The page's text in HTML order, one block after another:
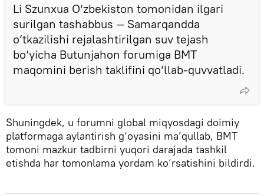
Li Szunxua O‘zbekiston tomonidan ilgari
surilgan tashabbus — Samarqandda
o‘tkazilishi rejalashtirilgan suv tejash
bo‘yicha Butunjahon forumiga BMT
maqomini berish taklifini qo‘llab-quvvatladi.
Shuningdek, u forumni global miqyosdagi doimiy
platformaga aylantirish g‘oyasini ma’qullab, BMT
tomoni mazkur tadbirni yuqori darajada tashkil
etishda har tomonlama yordam ko‘rsatishini bildirdi.